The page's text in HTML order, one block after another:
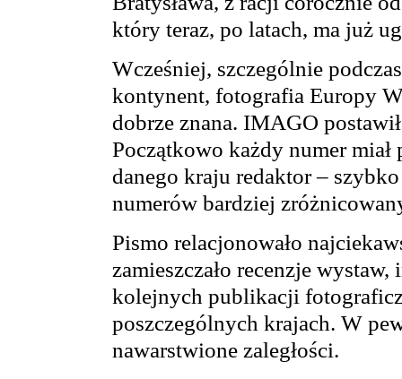
który teraz, po latach, ma już
Wcześniej, szczególnie
kontynent, fotografia Europy
dobrze znana. IMAGO
Początkowo każdy numer
danego kraju redaktor –
numerów bardziej
Pismo relacjonowało
zamieszczało recenzje
kolejnych publikacji
poszczególnych krajach. W
nawarstwione zaległości.